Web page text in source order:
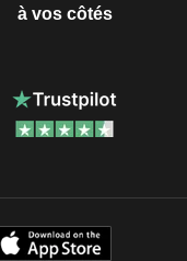
à vos côtés